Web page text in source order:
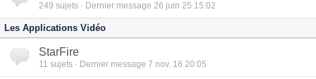
249 sujets · Dernier message 26 juin 25 15:02
Les Applications Vidéo
StarFire
11 sujets · Dernier message 7 nov. 16 20:05